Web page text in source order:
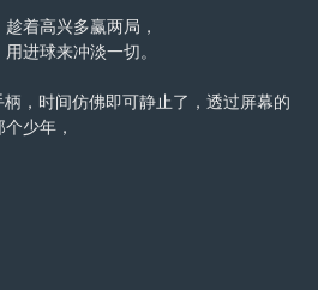
着高兴多赢两局，
进球来冲淡一切。
，时间仿佛即可静止了，透过屏幕的
少年，